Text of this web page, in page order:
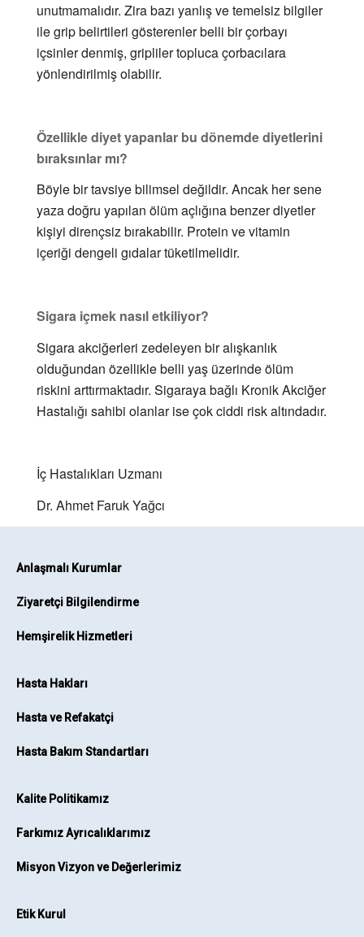
unutmamalıdır. Zira bazı yanlış ve temelsiz bilgiler
ile grip belirtileri gösterenler belli bir çorbayı
içsinler denmiş, gripliler topluca çorbacılara
yönlendirilmiş olabilir.
Özellikle diyet yapanlar bu dönemde diyetlerini
bıraksınlar mı?
Böyle bir tavsiye bilimsel değildir. Ancak her sene
yaza doğru yapılan ölüm açlığına benzer diyetler
kişiyi dirençsiz bırakabilir. Protein ve vitamin
içeriği dengeli gıdalar tüketilmelidir.
Sigara içmek nasıl etkiliyor?
Sigara akciğerleri zedeleyen bir alışkanlık
olduğundan özellikle belli yaş üzerinde ölüm
riskini arttırmaktadır. Sigaraya bağlı Kronik Akciğer
Hastalığı sahibi olanlar ise çok ciddi risk altındadır.
İç Hastalıkları Uzmanı
Dr. Ahmet Faruk Yağcı
Anlaşmalı Kurumlar
Ziyaretçi Bilgilendirme
Hemşirelik Hizmetleri
Hasta Hakları
Hasta ve Refakatçi
Hasta Bakım Standartları
Kalite Politikamız
Farkımız Ayrıcalıklarımız
Misyon Vizyon ve Değerlerimiz
Etik Kurul